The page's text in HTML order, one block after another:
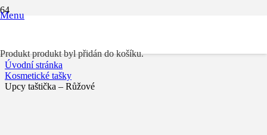
Menu
Produktprodukt byl přidán do košíku.
Úvodní stránka
Kosmetické tašky
Upcy taštička – Růžové